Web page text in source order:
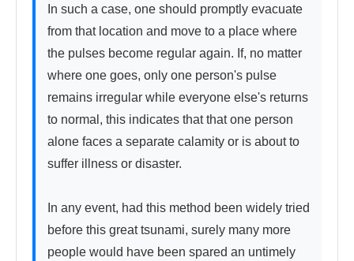
In such a case, one should promptly evacuate
from that location and move to a place where
the pulses become regular again. If, no matter
where one goes, only one person's pulse
remains irregular while everyone else's returns
to normal, this indicates that that one person
alone faces a separate calamity or is about to
suffer illness or disaster.
In any event, had this method been widely tried
before this great tsunami, surely many more
people would have been spared an untimely